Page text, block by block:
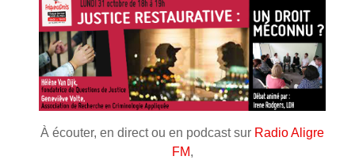
À écouter, en direct ou en podcast sur Radio Aligre
FM,